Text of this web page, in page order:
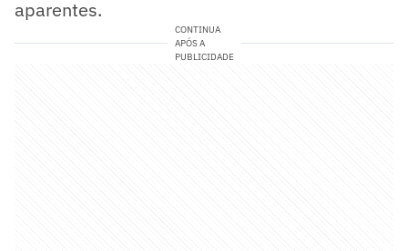
aparentes.
CONTINUA
APÓS A
PUBLICIDADE